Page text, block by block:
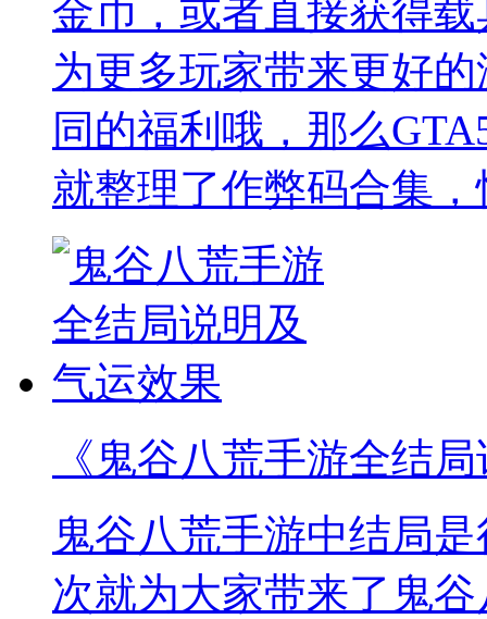
金币，或者直接获得
为更多玩家带来更好
同的福利哦，那么
就整理了作弊码合集
《鬼谷八荒手游全结
鬼谷八荒手游中结局
次就为大家带来了鬼